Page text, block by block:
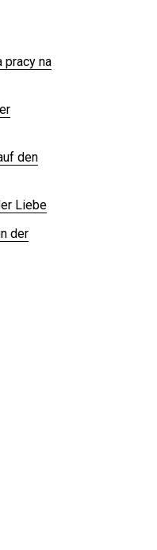
pracy na
den
Liebe
der